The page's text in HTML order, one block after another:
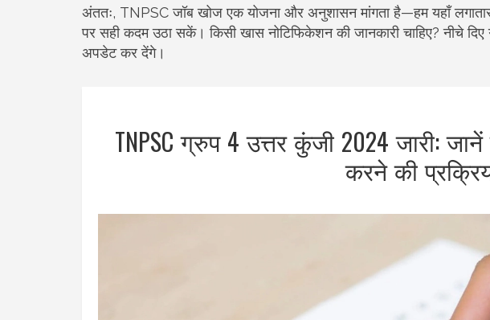
अंततः, TNPSC जॉब खोज एक योजना और अनुशासन मांगता है—हम यहाँ
पर सही कदम उठा सकें। किसी खास नोटिफिकेशन की जानकारी चाहिए? नीचे
अपडेट कर देंगे।
TNPSC ग्रुप 4 उत्तर कुंजी 2024 जारी:
करने की